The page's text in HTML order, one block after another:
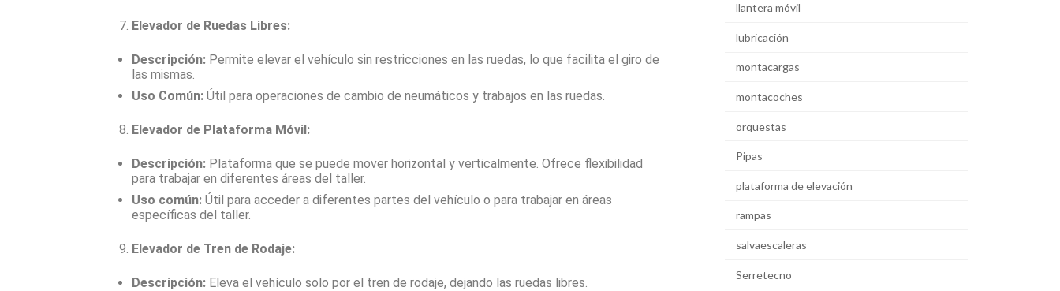
Elevador de Ruedas Libres:
Descripción: Permite elevar el vehículo sin restricciones en las ruedas, lo que facilita el giro de
las mismas.
Uso Común: Útil para operaciones de cambio de neumáticos y trabajos en las ruedas.
Elevador de Plataforma Móvil:
Descripción: Plataforma que se puede mover horizontal y verticalmente. Ofrece flexibilidad
para trabajar en diferentes áreas del taller.
Uso común: Útil para acceder a diferentes partes del vehículo o para trabajar en áreas
específicas del taller.
Elevador de Tren de Rodaje:
Descripción: Eleva el vehículo solo por el tren de rodaje, dejando las ruedas libres.
llantera móvil
lubricación
montacargas
montacoches
orquestas
Pipas
plataforma de elevación
rampas
salvaescaleras
Serretecno